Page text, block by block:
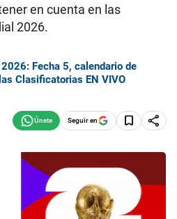
en cuenta en las
2026.
Fecha 5, calendario de
Clasificatorias EN VIVO
Seguir en